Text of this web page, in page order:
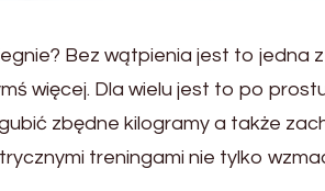
Bez wątpienia jest to jedna
więcej. Dla wielu jest to po
zbędne kilogramy a także
treningami nie tylko